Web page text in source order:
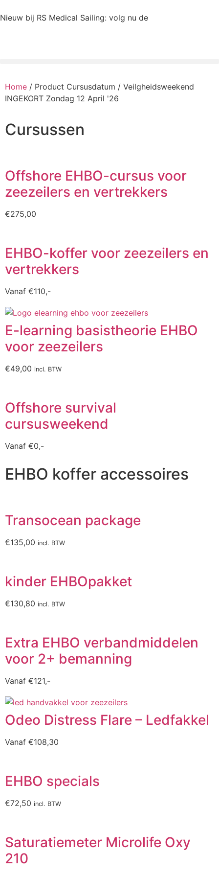
Nieuw bij RS Medical Sailing: volg nu de
Home / Product Cursusdatum / Veilgheidsweekend
INGEKORT Zondag 12 April '26
Cursussen
Offshore EHBO-cursus voor
zeezeilers en vertrekkers
€275,00
EHBO-koffer voor zeezeilers en
vertrekkers
Vanaf €110,-
E-learning basistheorie EHBO
voor zeezeilers
€49,00 incl. BTW
Offshore survival
cursusweekend
Vanaf €0,-
EHBO koffer accessoires
Transocean package
€135,00 incl. BTW
kinder EHBOpakket
€130,80 incl. BTW
Extra EHBO verbandmiddelen
voor 2+ bemanning
Vanaf €121,-
Odeo Distress Flare – Ledfakkel
Vanaf €108,30
EHBO specials
€72,50 incl. BTW
Saturatiemeter Microlife Oxy
210